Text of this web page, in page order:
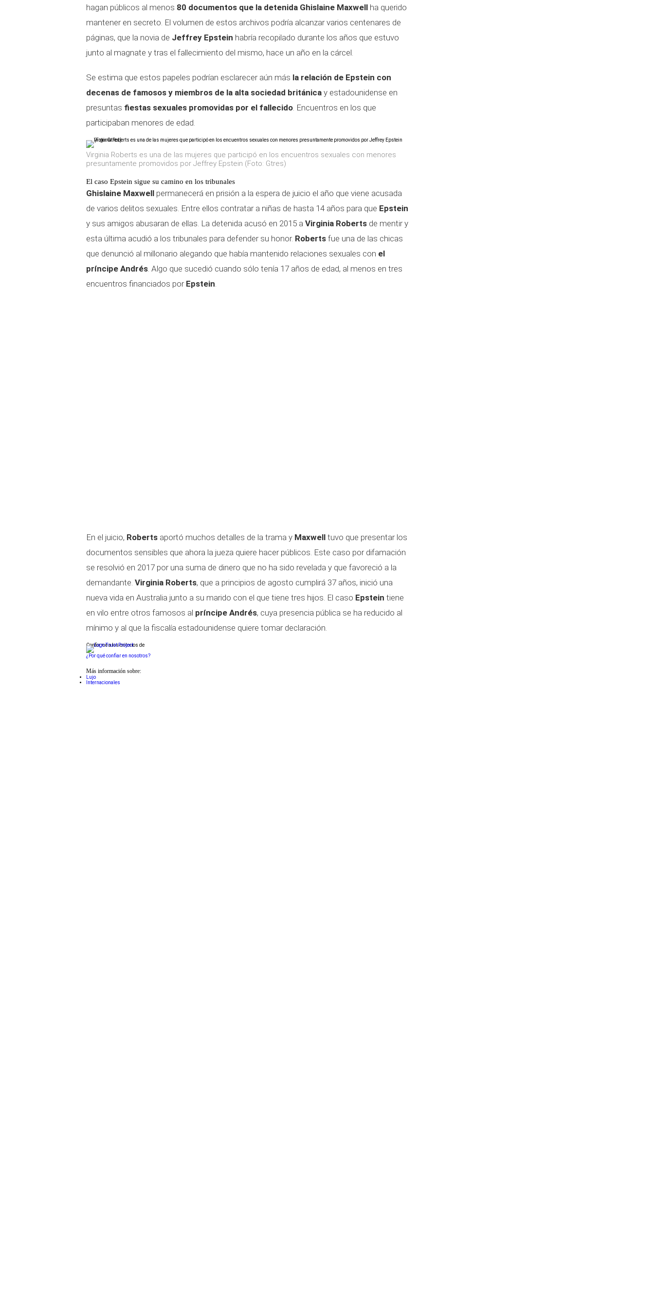
hagan públicos al menos 80 documentos que la detenida Ghislaine Maxwell ha querido
mantener en secreto. El volumen de estos archivos podría alcanzar varios centenares de
páginas, que la novia de Jeffrey Epstein habría recopilado durante los años que estuvo
junto al magnate y tras el fallecimiento del mismo, hace un año en la cárcel.
Se estima que estos papeles podrían esclarecer aún más la relación de Epstein con
decenas de famosos y miembros de la alta sociedad británica y estadounidense en
presuntas fiestas sexuales promovidas por el fallecido. Encuentros en los que
participaban menores de edad.
Virginia Roberts es una de las mujeres que participó en los encuentros sexuales con menores
presuntamente promovidos por Jeffrey Epstein (Foto: Gtres)
El caso Epstein sigue su camino en los tribunales
Ghislaine Maxwell permanecerá en prisión a la espera de juicio el año que viene acusada
de varios delitos sexuales. Entre ellos contratar a niñas de hasta 14 años para que Epstein
y sus amigos abusaran de ellas. La detenida acusó en 2015 a Virginia Roberts de mentir y
esta última acudió a los tribunales para defender su honor. Roberts fue una de las chicas
que denunció al millonario alegando que había mantenido relaciones sexuales con el
príncipe Andrés. Algo que sucedió cuando sólo tenía 17 años de edad, al menos en tres
encuentros financiados por Epstein.
En el juicio, Roberts aportó muchos detalles de la trama y Maxwell tuvo que presentar los
documentos sensibles que ahora la jueza quiere hacer públicos. Este caso por difamación
se resolvió en 2017 por una suma de dinero que no ha sido revelada y que favoreció a la
demandante. Virginia Roberts, que a principios de agosto cumplirá 37 años, inició una
nueva vida en Australia junto a su marido con el que tiene tres hijos. El caso Epstein tiene
en vilo entre otros famosos al príncipe Andrés, cuya presencia pública se ha reducido al
mínimo y al que la fiscalía estadounidense quiere tomar declaración.
Conforme a los criterios de
¿Por qué confiar en nosotros?
Más información sobre:
Lujo
Internacionales